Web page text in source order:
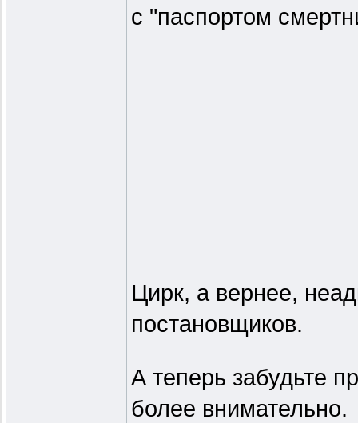
с "паспортом
Цирк, а вернее,
постановщиков.
А теперь забудьте
более внимательно.